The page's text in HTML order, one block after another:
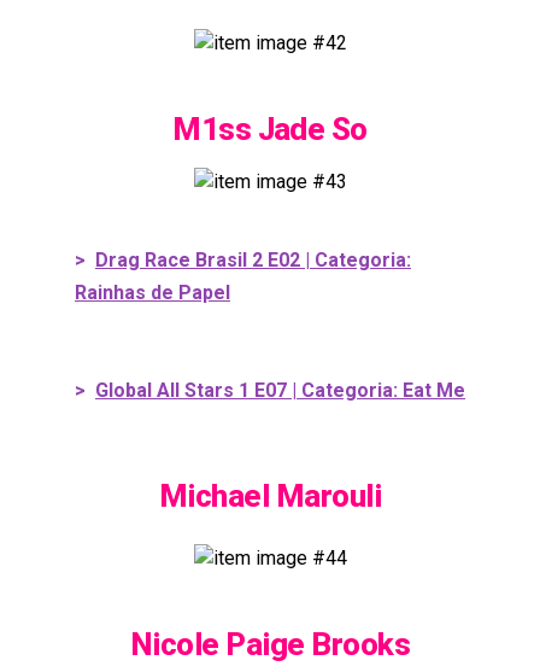
M1ss Jade So
> Drag Race Brasil 2 E02 | Categoria:
Rainhas de Papel
> Global All Stars 1 E07 | Categoria: Eat Me
Michael Marouli
Nicole Paige Brooks